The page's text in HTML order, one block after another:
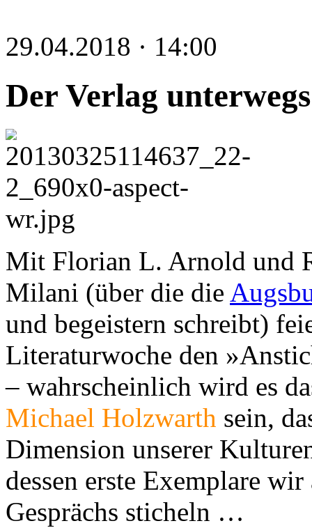
29.04.2018 · 14:00
Der Verlag unterwegs
Mit Florian L. Arnold und
Milani (über die die
und begeistern schreibt)
Literaturwoche den
– wahrscheinlich wird es
Michael Holzwarth sein,
Dimension unserer
dessen erste Exemplare
Gesprächs sticheln …